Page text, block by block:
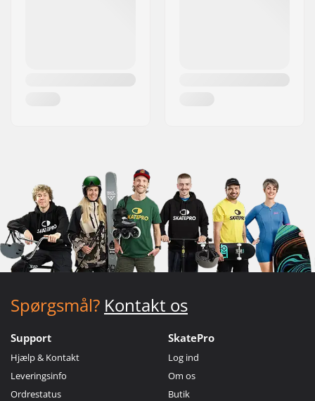
Spørgsmål? Kontakt os
Support
Hjælp & Kontakt
Leveringsinfo
Ordrestatus
SkatePro
Log ind
Om os
Butik